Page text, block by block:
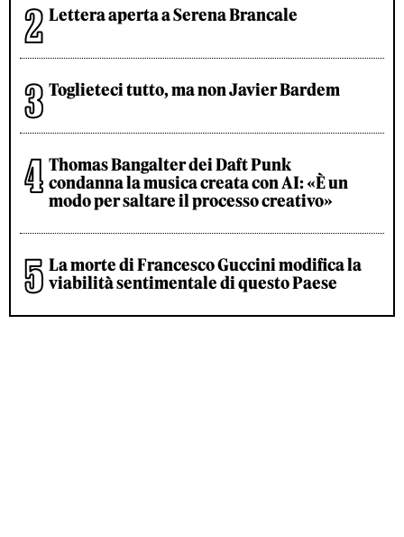
Lettera aperta a Serena Brancale
Toglieteci tutto, ma non Javier Bardem
Thomas Bangalter dei Daft Punk
condanna la musica creata con AI: «È un
modo per saltare il processo creativo»
La morte di Francesco Guccini modifica la
viabilità sentimentale di questo Paese